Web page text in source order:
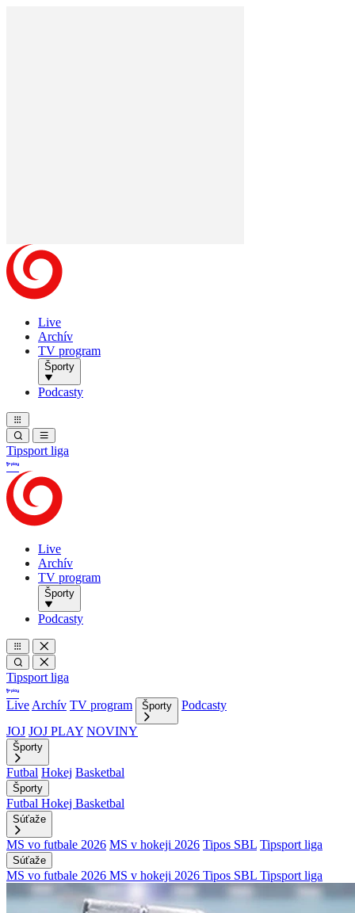
Live
Archív
TV program
Športy
Podcasty
Tipsport liga
Live
Archív
TV program
Športy
Podcasty
Tipsport liga
Live Archív TV program Športy
Podcasty
JOJ JOJ PLAY NOVINY
Športy
Futbal Hokej Basketbal
Športy
Futbal Hokej Basketbal
Súťaže
MS vo futbale 2026 MS v hokeji 2026 Tipos SBL Tipsport liga
Súťaže
MS vo futbale 2026 MS v hokeji 2026 Tipos SBL Tipsport liga